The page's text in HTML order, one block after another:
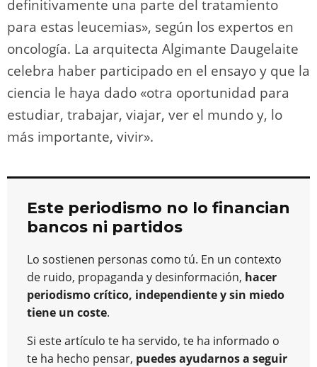
definitivamente una parte del tratamiento
para estas leucemias», según los expertos en
oncología. La arquitecta Algimante Daugelaite
celebra haber participado en el ensayo y que la
ciencia le haya dado «otra oportunidad para
estudiar, trabajar, viajar, ver el mundo y, lo
más importante, vivir».
Este periodismo no lo financian
bancos ni partidos
Lo sostienen personas como tú. En un contexto
de ruido, propaganda y desinformación, hacer
periodismo crítico, independiente y sin miedo
tiene un coste.
Si este artículo te ha servido, te ha informado o
te ha hecho pensar, puedes ayudarnos a seguir